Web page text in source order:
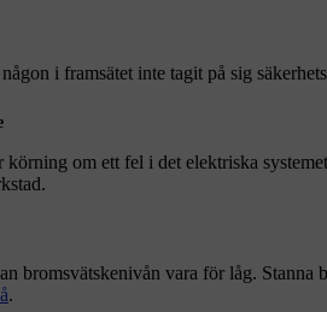
i framsätet inte tagit på sig
körning om ett fel i det elektriska
bromsvätskenivån vara för låg.
.